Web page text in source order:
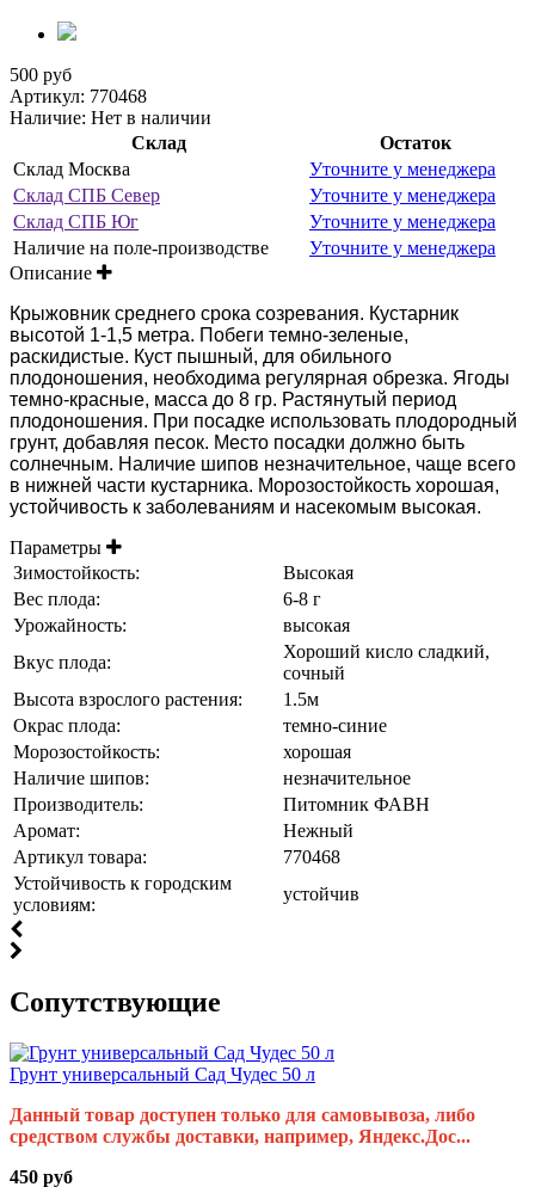
500 руб
Артикул: 770468
Наличие: Нет в наличии
Склад
Остаток
Склад Москва
Уточните у менеджера
Склад СПБ Север
Уточните у менеджера
Склад СПБ Юг
Уточните у менеджера
Наличие на поле-производстве
Уточните у менеджера
Описание
Крыжовник среднего срока созревания. Кустарник
высотой 1-1,5 метра. Побеги темно-зеленые,
раскидистые. Куст пышный, для обильного
плодоношения, необходима регулярная обрезка. Ягоды
темно-красные, масса до 8 гр. Растянутый период
плодоношения. При посадке использовать плодородный
грунт, добавляя песок. Место посадки должно быть
солнечным. Наличие шипов незначительное, чаще всего
в нижней части кустарника. Морозостойкость хорошая,
устойчивость к заболеваниям и насекомым высокая.
Параметры
Зимостойкость:
Высокая
Вес плода:
6-8 г
Урожайность:
высокая
Вкус плода:
Хороший кисло сладкий,
сочный
Высота взрослого растения:
1.5м
Окрас плода:
темно-синие
Морозостойкость:
хорошая
Наличие шипов:
незначительное
Производитель:
Питомник ФАВН
Аромат:
Нежный
Артикул товара:
770468
Устойчивость к городским
условиям:
устойчив
Cопутствующие
Грунт универсальный Сад Чудес 50 л
Данный товар доступен только для самовывоза, либо
средством службы доставки, например, Яндекс.Дос...
450 руб